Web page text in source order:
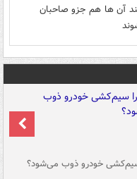
آن ها هم جزو صاحبان
خودرو ذوب می‌شود؟